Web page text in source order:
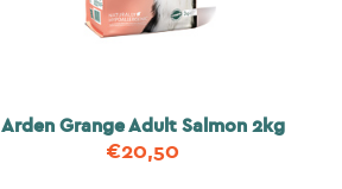
Arden Grange Adult Salmon 2kg
€20,50